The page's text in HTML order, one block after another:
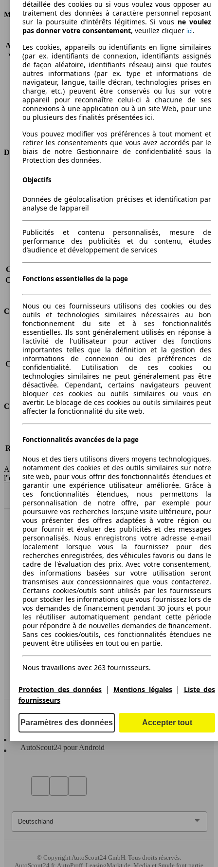
Moteur et Puissance
KW (CH)
66 kW (90 PS)
Accélération (0-100 km/h) -
Vitesse maximale (km/h) 158 km/h
Nombre de vitesses
5
Couple
200 nm
Cylindrée
1598 ccm
Carburant
Diesel
Cylindres
4
Transmission
Semi-automatique
Type de traction
Traction avant
Dimensions
Largeur
Empattement
Portes
5
Sièges
5 - 7
Capacité de remorquage (sans freins)
Capacité de remorquage (avec freins)
Consommation
Émissions de CO2*
135 g/km (komb.)
Consommation (ville)
5.7 l/100km
Consommation (route)
4.8 l/100km
Consommation (combinée)* 5.1 l/100km
Classe d'émissions
Euro 5
Capacité du réservoir
-
Classes d'assurance
Tous risques
-
Risques partiels
-
Responsabilité civile
HSN/TSN
n.c./263AXL11
AutoScout24 France SAS décline toute responsabilité concernant
l''exactitude des indications fournies.
Haut
AutoScout24: la plus grande plateforme en ligne de
voitures en Europe
AutoScout24
A propos d'AutoScout24
Conditions d'utilisation
Informations légales
Protection des données
Service
Espace Pro
Contact
AutoScout24 pour Android
© Copyright AutoScout24 GmbH. Tous droits réservés.
AutoScout24.fr, AutoProff, LeasingMarkt.de, Media et Smyle font partie
détaillée des cookies ou si vous voulez vous opposer au
traitement des données à caractère personnel reposant
sur la poursuite d’intérêts légitimes. Si vous ne voulez
pas donner votre consentement, veuillez cliquer ici.
Les cookies, appareils ou identifiants en ligne similaires
(par ex. identifiants de connexion, identifiants assignés
de façon aléatoire, identifiants réseau) ainsi que toutes
autres informations (par ex. type et informations de
navigateur, langue, taille d’écran, technologies prises en
charge, etc.) peuvent être conservés ou lus sur votre
appareil pour reconnaître celui-ci à chacune de ses
connexions à une application ou à un site Web, pour une
ou plusieurs des finalités présentées ici.
Vous pouvez modifier vos préférences à tout moment et
retirer les consentements que vous avez accordés par le
biais de notre Gestionnaire de confidentialité sous la
Protection des données.
Objectifs
Données de géolocalisation précises et identification par
analyse de l’appareil
Publicités et contenu personnalisés, mesure de
performance des publicités et du contenu, études
d’audience et développement de services
Fonctions essentielles de la page
Nous ou ces fournisseurs utilisons des cookies ou des
outils et technologies similaires nécessaires au bon
fonctionnement du site et à ses fonctionnalités
essentielles. Ils sont généralement utilisés en réponse à
l'activité de l'utilisateur pour activer des fonctions
importantes telles que la définition et la gestion des
informations de connexion ou des préférences de
confidentialité. L'utilisation de ces cookies ou
technologies similaires ne peut généralement pas être
désactivée. Cependant, certains navigateurs peuvent
bloquer ces cookies ou outils similaires ou vous en
avertir. Le blocage de ces cookies ou outils similaires peut
affecter la fonctionnalité du site web.
Fonctionnalités avancées de la page
Nous et des tiers utilisons divers moyens technologiques,
notamment des cookies et des outils similaires sur notre
site web, pour vous offrir des fonctionnalités étendues et
garantir une expérience utilisateur améliorée. Grâce à
ces fonctionnalités étendues, nous permettons la
personnalisation de notre offre, par exemple pour
poursuivre vos recherches lors;une visite ultérieure, pour
vous présenter des offres adaptées à votre région ou
pour fournir et évaluer des publicités et des messages
personnalisés. Nous enregistrons votre adresse e-mail
localement lorsque vous la fournissez pour des
recherches enregistrées, des véhicules favoris ou dans le
cadre de l'évaluation des prix. Avec votre consentement,
des informations basées sur votre utilisation seront
transmises aux concessionnaires que vous contacterez.
Certains cookies/outils sont utilisés par les fournisseurs
pour stocker les informations que vous fournissez lors de
vos demandes de financement pendant 30 jours et pour
les réutiliser automatiquement pendant cette période
pour répondre à de nouvelles demandes de financement.
Sans ces cookies/outils, ces fonctionnalités étendues ne
peuvent être utilisées en tout ou en partie.
Nous travaillons avec 263 fournisseurs.
Protection des données | Mentions légales|
Liste des
fournisseurs
Paramètres des données Accepter tout